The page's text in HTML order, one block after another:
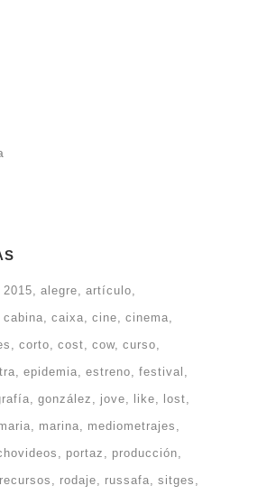
2015 alegre
artículo
cabina caixa cine
cinema
corto cost cow curso
epidemia estreno
festival
gonzález jove like
lost
marina
mediometrajes
portaz
producción
recursos rodaje russafa sitges